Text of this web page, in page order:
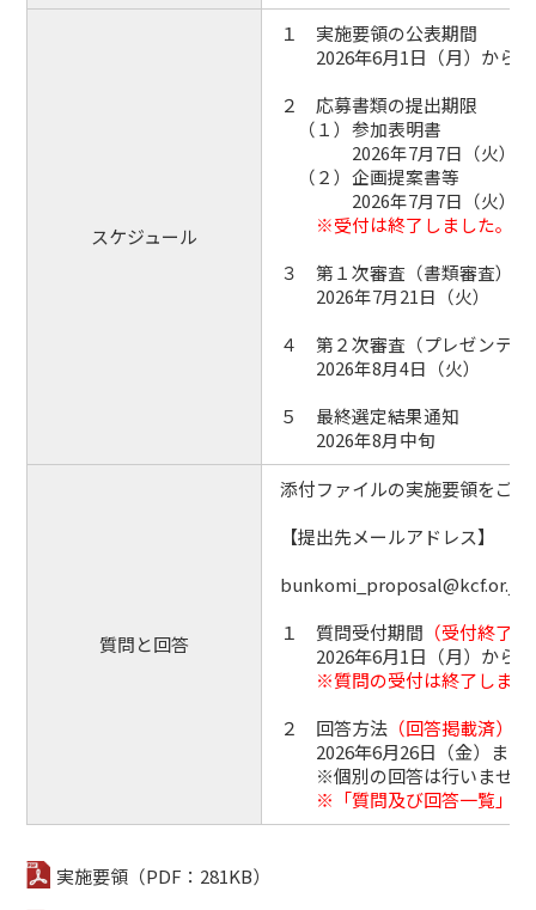
スケジュール
１ 実施要領の公表期間
2026年6月1日（月）から
２ 応募書類の提出期限
（１）参加表明書
2026年7月7日（火）午
（２）企画提案書等
2026年7月7日（火）午
※受付は終了しました。
３ 第１次審査（書類審査）
2026年7月21日（火）
４ 第２次審査（プレゼンテー
2026年8月4日（火）
５ 最終選定結果通知
2026年8月中旬
質問と回答
添付ファイルの実施要領をご
【提出先メールアドレス】
bunkomi_proposal@kcf.or.jp
１ 質問受付期間 （受付終了）
2026年6月1日（月）から
※質問の受付は終了しまし
２ 回答方法 （回答掲載済）
2026年6月26日（金）まで
※個別の回答は行いません
※「質問及び回答一覧」
実施要領（PDF：281KB）